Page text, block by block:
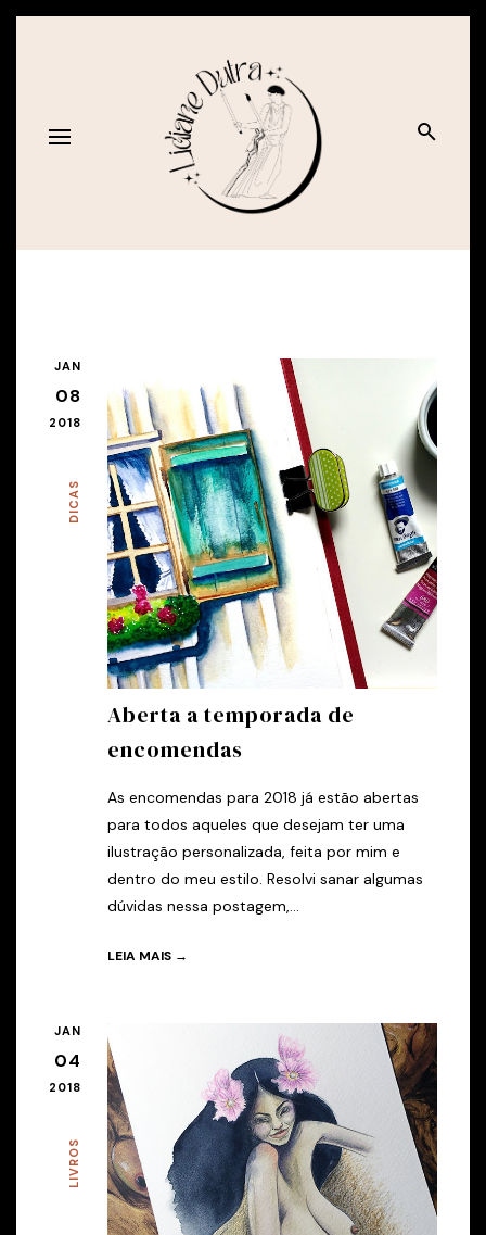
JAN
08
2018
DICAS
Aberta a temporada de
encomendas
As encomendas para 2018 já estão abertas
para todos aqueles que desejam ter uma
ilustração personalizada, feita por mim e
dentro do meu estilo. Resolvi sanar algumas
dúvidas nessa postagem,...
LEIA MAIS →
JAN
04
2018
LIVROS